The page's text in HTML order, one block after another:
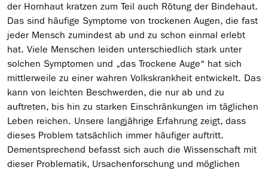
der Hornhaut kratzen zum Teil auch Rötung der Bindehaut.
Das sind häufige Symptome von trockenen Augen, die fast
jeder Mensch zumindest ab und zu schon einmal erlebt
hat. Viele Menschen leiden unterschiedlich stark unter
solchen Symptomen und „das Trockene Auge“ hat sich
mittlerweile zu einer wahren Volkskrankheit entwickelt. Das
kann von leichten Beschwerden, die nur ab und zu
auftreten, bis hin zu starken Einschränkungen im täglichen
Leben reichen. Unsere langjährige Erfahrung zeigt, dass
dieses Problem tatsächlich immer häufiger auftritt.
Dementsprechend befasst sich auch die Wissenschaft mit
dieser Problematik, Ursachenforschung und möglichen